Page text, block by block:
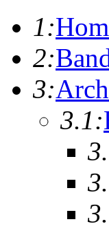
1:
2:
3:
3.1: